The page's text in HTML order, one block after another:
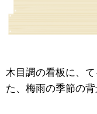
木目調の看板に、
た、梅雨の季節の背